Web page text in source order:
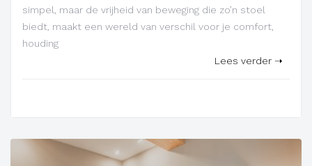
simpel, maar de vrijheid van beweging die zo’n stoel
biedt, maakt een wereld van verschil voor je comfort,
houding
Lees verder ➝